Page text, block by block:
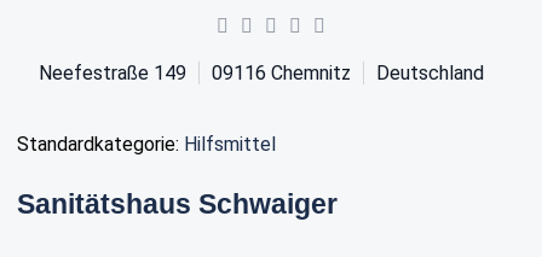
Neefestraße 149 09116 Chemnitz Deutschland
Standardkategorie: Hilfsmittel
Sanitätshaus Schwaiger